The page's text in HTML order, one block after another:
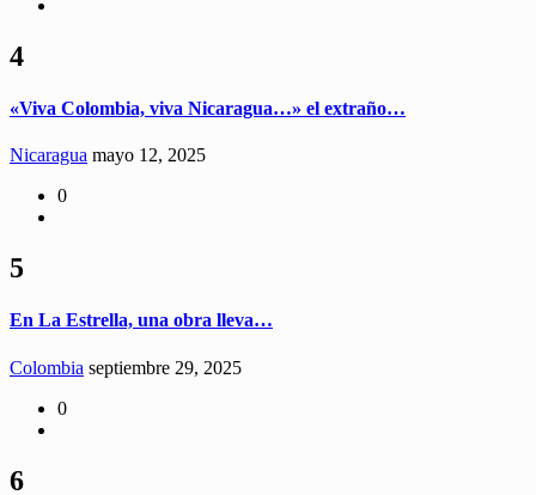
4
«Viva Colombia, viva Nicaragua…» el extraño…
Nicaragua mayo 12, 2025
0
5
En La Estrella, una obra lleva…
Colombia septiembre 29, 2025
0
6